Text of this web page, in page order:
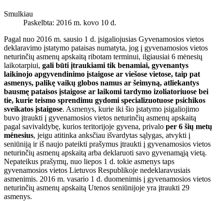
Smulkiau
Paskelbta: 2016 m. kovo 10 d.
Pagal nuo 2016 m. sausio 1 d. įsigaliojusias Gyvenamosios vietos
deklaravimo įstatymo pataisas numatyta, jog į gyvenamosios vietos
neturinčių asmenų apskaitą ribotam terminui, ilgiausiai 6 mėnesių
laikotarpiui, gali būti įtraukiami tik benamiai, gyvenantys
laikinojo apgyvendinimo įstaigose ar viešose vietose, taip pat
asmenys, palikę vaikų globos namus ar šeimyną, atliekantys
bausmę pataisos įstaigose ar laikomi tardymo izoliatoriuose bei
tie, kurie teismo sprendimu gydomi specializuotuose psichikos
sveikatos įstaigose. Asmenys, kurie iki šio įstatymo įsigaliojimo
buvo įtraukti į gyvenamosios vietos neturinčių asmenų apskaitą
pagal savivaldybę, kurios teritorijoje gyvena, privalo per 6 šių metų
mėnesius, jeigu atitinka anksčiau išvardytas sąlygas, atvykti į
seniūniją ir iš naujo pateikti prašymus įtraukti į gyvenamosios vietos
neturinčių asmenų apskaitą arba deklaruoti savo gyvenamąją vietą.
Nepateikus prašymų, nuo liepos 1 d. tokie asmenys taps
gyvenamosios vietos Lietuvos Respublikoje nedeklaravusiais
asmenimis. 2016 m. vasario 1 d. duomenimis į gyvenamosios vietos
neturinčių asmenų apskaitą Utenos seniūnijoje yra įtraukti 29
asmenys.